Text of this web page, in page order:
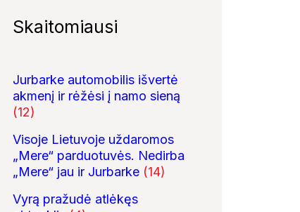
Skaitomiausi
Jurbarke automobilis išvertė
akmenį ir rėžėsi į namo sieną
(12)
Visoje Lietuvoje uždaromos
„Mere“ parduotuvės. Nedirba
„Mere“ jau ir Jurbarke (14)
Vyrą pražudė atlėkęs